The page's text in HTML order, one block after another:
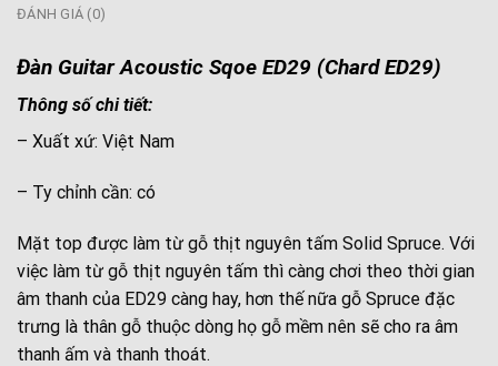
ĐÁNH GIÁ (0)
Đàn Guitar Acoustic Sqoe ED29 (Chard ED29)
Thông số chi tiết:
– Xuất xứ: Việt Nam
– Ty chỉnh cần: có
Mặt top được làm từ gỗ thịt nguyên tấm Solid Spruce. Với
việc làm từ gỗ thịt nguyên tấm thì càng chơi theo thời gian
âm thanh của ED29 càng hay, hơn thế nữa gỗ Spruce đặc
trưng là thân gỗ thuộc dòng họ gỗ mềm nên sẽ cho ra âm
thanh ấm và thanh thoát.